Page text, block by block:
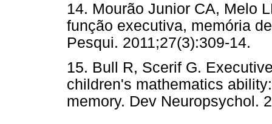
14. Mourão Junior CA, Melo
função executiva, memória
Pesqui. 2011;27(3):309-
15. Bull R, Scerif G.
children's mathematics
memory. Dev